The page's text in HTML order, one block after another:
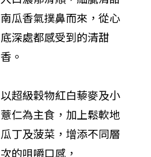
南瓜香氣撲鼻而來，從心
底深處都感受到的清甜
香。
以超級穀物紅白藜麥及小
薏仁為主食，加上鬆軟地
瓜丁及菠菜，增添不同層
次的咀嚼口感，